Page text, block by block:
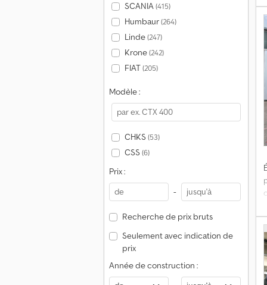
SCANIA(415)
Humbaur(264)
Linde(247)
Krone(242)
FIAT(205)
Modèle :
CHKS (53)
CSS (6)
Prix :
-
Recherche de prix bruts
Seulement avec indication de
prix
Année de construction :